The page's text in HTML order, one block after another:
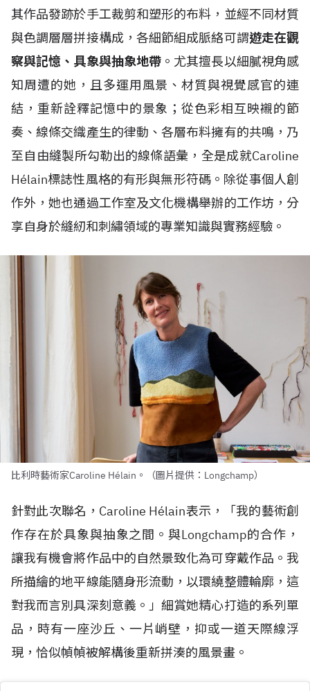
其作品發跡於手工裁剪和塑形的布料，並經不同材質
與色調層層拼接構成，各細節組成脈絡可謂遊走在觀
察與記憶、具象與抽象地帶 。尤其擅長以細膩視角感
知周遭的她，且多運用風景、材質與視覺感官的連
結，重新詮釋記憶中的景象；從色彩相互映襯的節
奏、線條交織產生的律動、各層布料擁有的共鳴，乃
至自由縫製所勾勒出的線條語彙，全是成就Caroline
Hélain標誌性風格的有形與無形符碼。除從事個人創
作外，她也通過工作室及文化機構舉辦的工作坊，分
享自身於縫紉和刺繡領域的專業知識與實務經驗。
比利時藝術家Caroline Hélain。（圖片提供：Longchamp）
針對此次聯名，Caroline Hélain表示，「我的藝術創
作存在於具象與抽象之間。與Longchamp的合作，
讓我有機會將作品中的自然景致化為可穿戴作品。我
所描繪的地平線能隨身形流動，以環繞整體輪廓，這
對我而言別具深刻意義。」細賞她精心打造的系列單
品，時有一座沙丘、一片峭壁，抑或一道天際線浮
現，恰似幀幀被解構後重新拼湊的風景畫。